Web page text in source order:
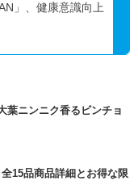
」、健康意識向上
葉ニンニク香るビンチョ
15品商品詳細とお得な限